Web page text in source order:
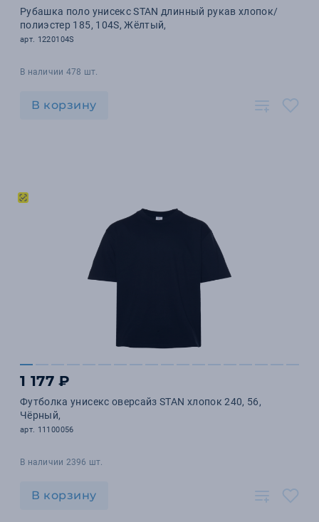
Рубашка поло унисекс STAN длинный рукав хлопок/
полиэстер 185, 104S, Жёлтый,
арт. 1220104S
В наличии 478 шт.
В корзину
1 177 ₽
Футболка унисекс оверсайз STAN хлопок 240, 56,
Чёрный,
арт. 11100056
В наличии 2396 шт.
В корзину